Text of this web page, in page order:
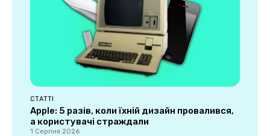
СТАТТІ
Apple: 5 разів, коли їхній дизайн провалився,
а користувачі страждали
1 Серпня 2026